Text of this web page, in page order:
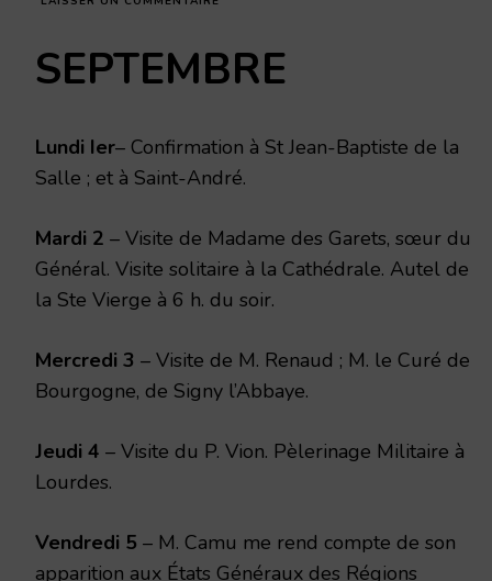
DU
1ER
SEPTEMBRE
1919
SEPTEMBRE
Lundi Ier– Confirmation à St Jean-Baptiste de la
Salle ; et à Saint-André.
Mardi 2 – Visite de Madame des Garets, sœur du
Général. Visite soli­taire à la Cathédrale. Autel de
la Ste Vierge à 6 h. du soir.
Mercredi 3 – Visite de M. Renaud ; M. le Curé de
Bourgogne, de Signy l’Abbaye.
Jeudi 4 – Visite du P. Vion. Pèlerinage Militaire à
Lourdes.
Vendredi 5 – M. Camu me rend compte de son
apparition aux États Généraux des Régions